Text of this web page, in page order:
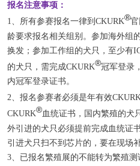
报名注意事项：
1、所有参赛报名一律到CKURK®
龄要求报名相关组别。 参加海外组
换发； 参加工作组的犬只，至少有
的犬只，需完成CKURK®冠军登录
内冠军登录证书。
2、报名参赛者必须是年有效
CKURK®血统证书，国内繁殖的犬
外引进的犬只必须提前完成血统证
引进犬只扫不到芯片的，要在现场
3、已报名繁殖展的不能转为繁殖